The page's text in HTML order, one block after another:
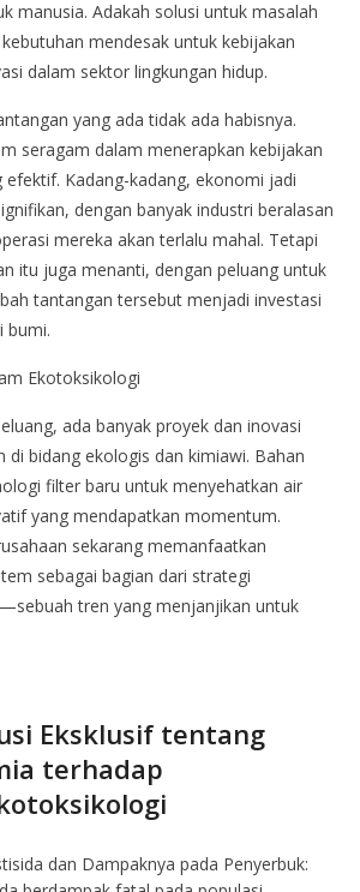
manusia. Adakah solusi untuk masalah
mendesak untuk kebijakan
dalam sektor lingkungan hidup.
yang ada tidak ada habisnya.
seragam dalam menerapkan kebijakan
Kadang-kadang, ekonomi jadi
dengan banyak industri beralasan
mereka akan terlalu mahal. Tetapi
itu juga menanti, dengan peluang untuk
tantangan tersebut menjadi investasi
bumi.
Ekotoksikologi
ada banyak proyek dan inovasi
di bidang ekologis dan kimiawi. Bahan
filter baru untuk menyehatkan air
yang mendapatkan momentum.
sekarang memanfaatkan
sebagai bagian dari strategi
tren yang menjanjikan untuk
Eksklusif tentang
terhadap
dan Dampaknya pada Penyerbuk: